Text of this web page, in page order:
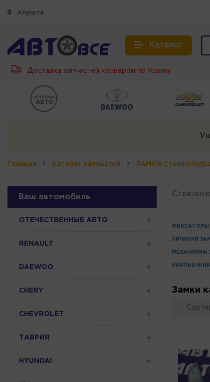
Алушта
Каталог
Доставка запчастей курьером по Крыму
Главная Каталог запчастей ЗАМКИ-
Ваш автомобиль
ОТЕЧЕСТВЕННЫЕ АВТО
RENAULT
DAEWOO
CHERY
CHEVROLET
ТАВРИЯ
HYUNDAI
ФИКСАТОРЫ
ЛИЧИНКИ
МЕХАНИЗМЫ
Замки